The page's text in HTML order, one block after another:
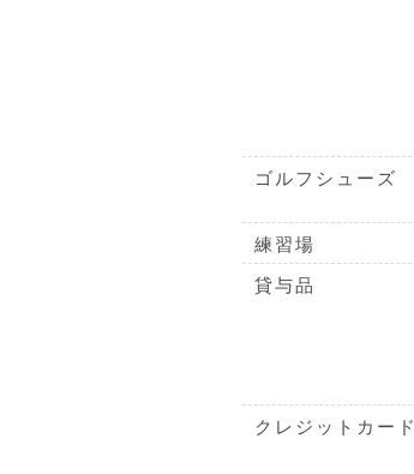
ゴルフシューズ
練習場
貸与品
クレジットカード